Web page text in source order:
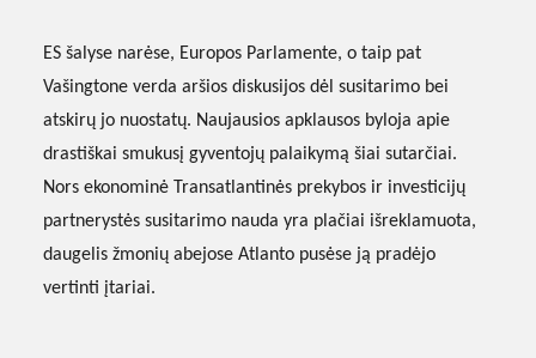
ES šalyse narėse, Europos Parlamente, o taip pat
Vašingtone verda aršios diskusijos dėl susitarimo bei
atskirų jo nuostatų. Naujausios apklausos byloja apie
drastiškai smukusį gyventojų palaikymą šiai sutarčiai.
Nors ekonominė Transatlantinės prekybos ir investicijų
partnerystės susitarimo nauda yra plačiai išreklamuota,
daugelis žmonių abejose Atlanto pusėse ją pradėjo
vertinti įtariai.